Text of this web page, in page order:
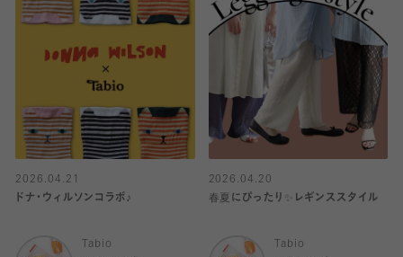
2026.04.21
ドナ・ウィルソンコラボ♪
Tabio
2026.04.20
春夏にぴったり✨レギンススタイル
Tabio